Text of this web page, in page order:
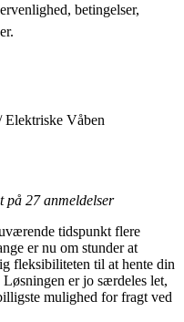
betingelser,
Våben
på 27anmeldelser
tidspunkt flere
er nu om stunder at
fleksibiliteten til at hente din
er jo særdeles let,
mulighed for fragt ved